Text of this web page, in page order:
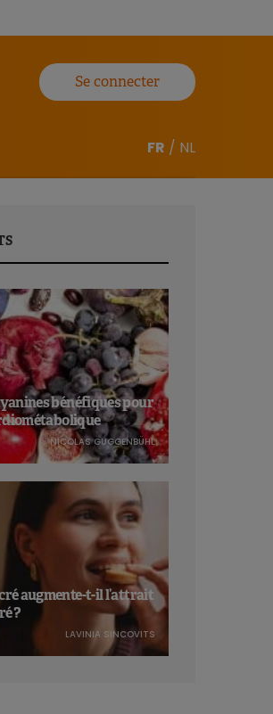
Se connecter
FR / NL
bénéfiques pour
NICOLAS GUGGENBÜHL
augmente-t-il l’attrait
?
LAVINIA SINCOVITS